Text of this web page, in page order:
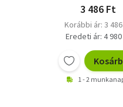
3 486 Ft
Korábbi ár: 3
Eredeti ár: 4
1 - 2